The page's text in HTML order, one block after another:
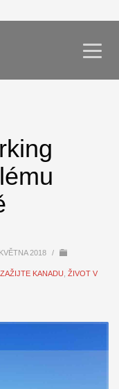
2018 /
ZAŽIJTE KANADU ŽIVOT V